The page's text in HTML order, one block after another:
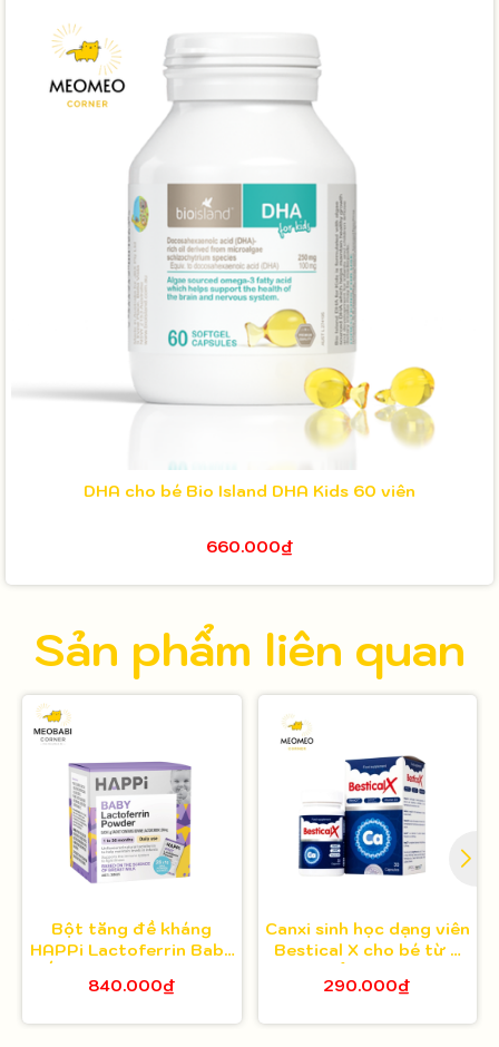
DHA cho bé Bio Island DHA Kids 60 viên
660.000₫
Sản phẩm liên quan
Bột tăng đề kháng
HAPPi Lactoferrin Baby
tuổi
840.000₫
Canxi sinh học dạng viên
Bestical X cho bé từ 8
290.000₫